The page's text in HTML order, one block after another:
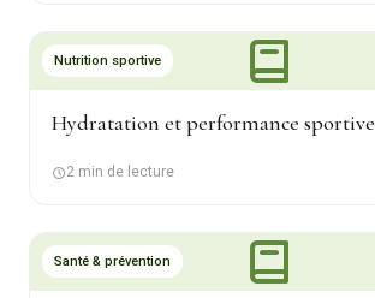
Nutrition sportive
Hydratation et performance sportive
2 min de lecture
Santé & prévention